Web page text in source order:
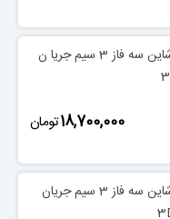
درایور استپ موتور لیدشاین سه فاز 3 سیم جریا ن
‎18,700,000تومان
درایور استپ موتور لیدشاین سه فاز 3 سیم جریان